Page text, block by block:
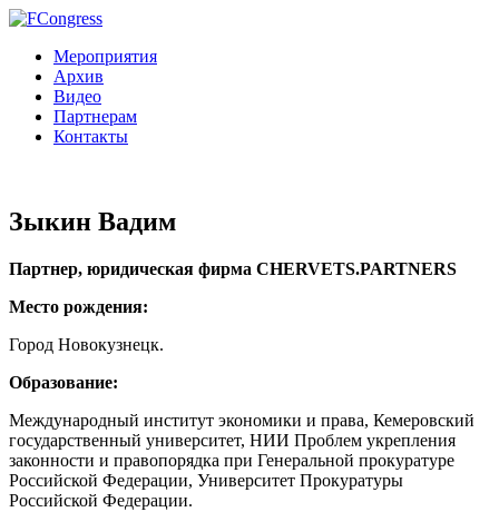
Мероприятия
Архив
Видео
Партнерам
Контакты
Зыкин Вадим
Партнер, юридическая фирма CHERVETS.PARTNERS
Место рождения:
Город Новокузнецк.
Образование:
Международный институт экономики и права, Кемеровский
государственный университет, НИИ Проблем укрепления
законности и правопорядка при Генеральной прокуратуре
Российской Федерации, Университет Прокуратуры
Российской Федерации.